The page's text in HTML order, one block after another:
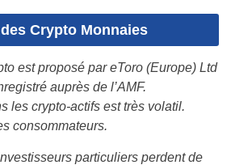
Crypto Monnaies
est proposé par eToro (Europe) Ltd
auprès de l’AMF.
les crypto-actifs est très volatil.
consommateurs.
particuliers perdent de